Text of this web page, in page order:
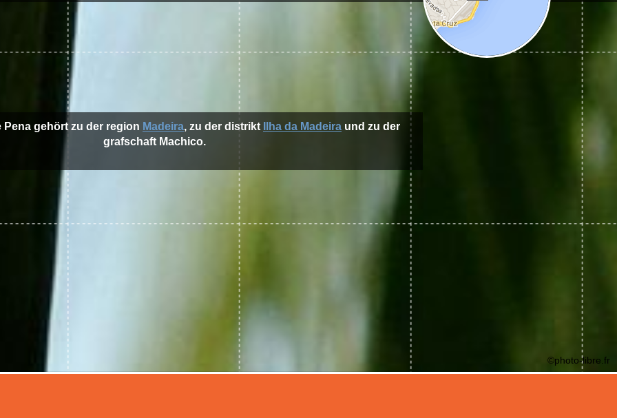
Pena gehört zu der region Madeira, zu der distrikt Ilha da Madeira und zu der
grafschaft Machico.
©photo-libre.fr